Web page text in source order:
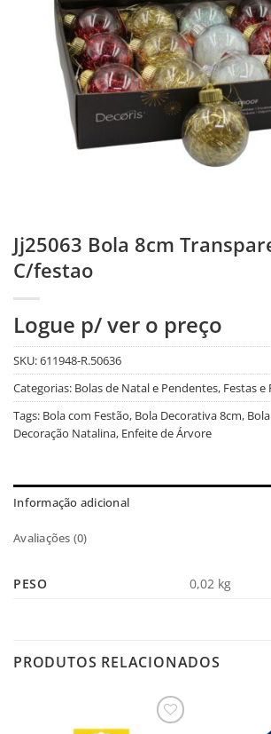
Jj25063 Bola 8cm
C/festao
Logue p/ ver o preço
SKU:611948-R.50636
Categorias: Bolas de Natal e Pendentes, Festas e
Tags: Bola com Festão, Bola Decorativa 8cm,
Decoração Natalina, Enfeite de Árvore
Informação adicional
Avaliações (0)
PESO 0,02 kg
PRODUTOS RELACIONADOS